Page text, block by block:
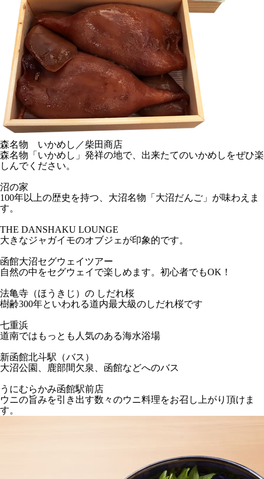
森名物 いかめし／柴田商店
森名物「いかめし」発祥の地で、出来たてのいかめしをぜひ楽
しんでください。
沼の家
100年以上の歴史を持つ、大沼名物「大沼だんご」が味わえま
す。
THE DANSHAKU LOUNGE
大きなジャガイモのオブジェが印象的です。
函館大沼セグウェイツアー
自然の中をセグウェイで楽しめます。初心者でもOK！
法亀寺（ほうきじ）の しだれ桜
樹齢300年といわれる道内最大級のしだれ桜です
七重浜
道南ではもっとも人気のある海水浴場
新函館北斗駅（バス）
大沼公園、鹿部間欠泉、函館などへのバス
うにむらかみ函館駅前店
ウニの旨みを引き出す数々のウニ料理をお召し上がり頂けま
す。